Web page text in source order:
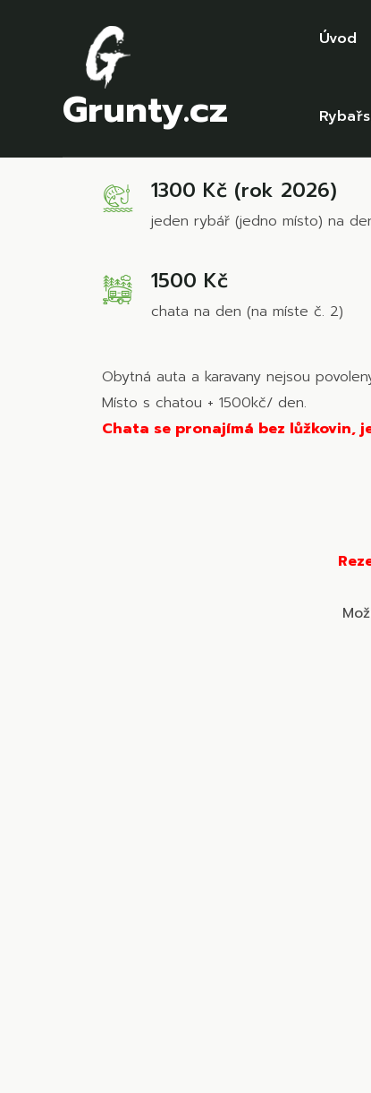
Grunty.cz
Úvod
Lovné místo č. 2
1300 Kč (rok 2026)
jeden rybář (jedno místo) na
1500 Kč
chata na den (na míste č. 2)
Obytná auta a karavany nejsou
Místo s chatou + 1500kč/ den.
Chata se pronajímá bez lůžkovin,